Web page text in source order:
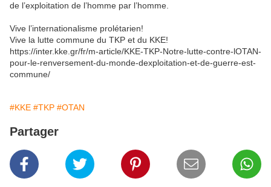
de l’exploitation de l’homme par l’homme.
Vive l’internationalisme prolétarien!
Vive la lutte commune du TKP et du KKE!
https://inter.kke.gr/fr/m-article/KKE-TKP-Notre-lutte-contre-lOTAN-
pour-le-renversement-du-monde-dexploitation-et-de-guerre-est-
commune/
#KKE #TKP #OTAN
Partager